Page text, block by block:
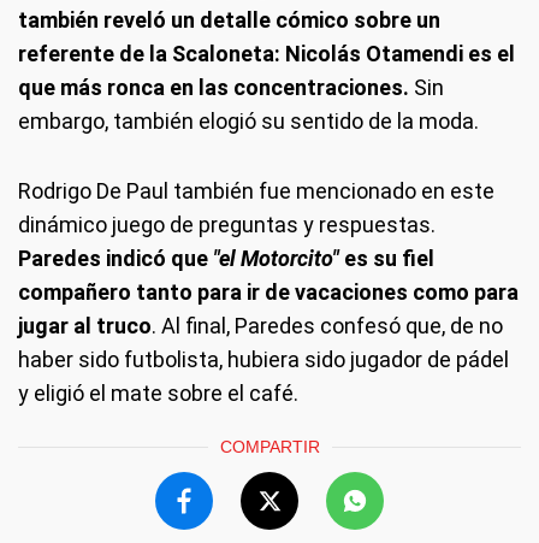
también reveló un detalle cómico sobre un
referente de la Scaloneta: Nicolás Otamendi es el
que más ronca en las concentraciones. Sin
embargo, también elogió su sentido de la moda.
Rodrigo De Paul también fue mencionado en este
dinámico juego de preguntas y respuestas.
Paredes indicó que "el Motorcito"es su fiel
compañero tanto para ir de vacaciones como para
jugar al truco. Al final, Paredes confesó que, de no
haber sido futbolista, hubiera sido jugador de pádel
y eligió el mate sobre el café.
COMPARTIR